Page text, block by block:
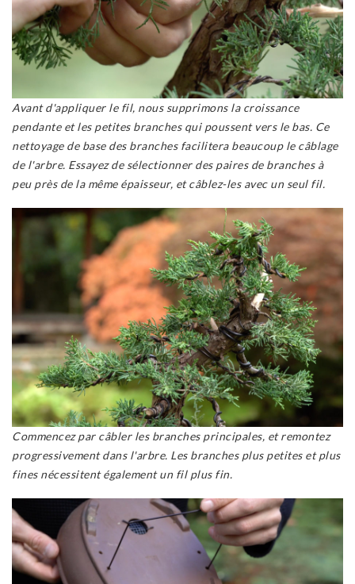
Avant d'appliquer le fil, nous supprimons la croissance
pendante et les petites branches qui poussent vers le bas. Ce
nettoyage de base des branches facilitera beaucoup le câblage
de l'arbre. Essayez de sélectionner des paires de branches à
peu près de la même épaisseur, et câblez-les avec un seul fil.
Commencez par câbler les branches principales, et remontez
progressivement dans l'arbre. Les branches plus petites et plus
fines nécessitent également un fil plus fin.